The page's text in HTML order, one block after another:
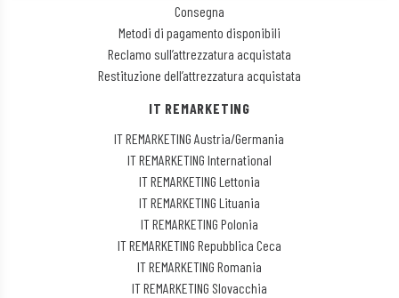
Consegna
Metodi di pagamento disponibili
Reclamo sull’attrezzatura acquistata
Restituzione dell’attrezzatura acquistata
IT REMARKETING
IT REMARKETING Austria/Germania
IT REMARKETING International
IT REMARKETING Lettonia
IT REMARKETING Lituania
IT REMARKETING Polonia
IT REMARKETING Repubblica Ceca
IT REMARKETING Romania
IT REMARKETING Slovacchia